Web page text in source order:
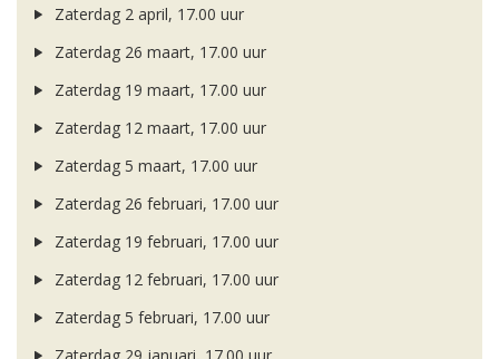
Zaterdag 2 april, 17.00 uur
Zaterdag 26 maart, 17.00 uur
Zaterdag 19 maart, 17.00 uur
Zaterdag 12 maart, 17.00 uur
Zaterdag 5 maart, 17.00 uur
Zaterdag 26 februari, 17.00 uur
Zaterdag 19 februari, 17.00 uur
Zaterdag 12 februari, 17.00 uur
Zaterdag 5 februari, 17.00 uur